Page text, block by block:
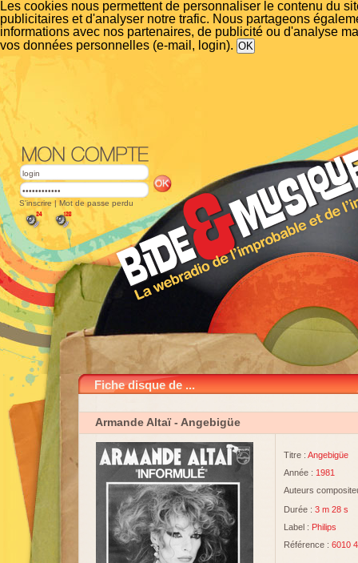
Les cookies nous permettent de personnaliser le contenu du
publicitaires et d'analyser notre trafic. Nous partageons
informations avec nos partenaires, de publicité ou d'analyse
vos données personnelles (e-mail, login).
S'inscrire | Mot de passe perdu
Fiche disque de ...
Armande Altaï- Angebigüe
Titre : Angebigüe
Année : 1981
Auteurs
Durée : 3 m 28 s
Label : Philips
Référence : 6010